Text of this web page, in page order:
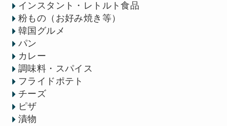
インスタント・レトルト食品
粉もの（お好み焼き等）
韓国グルメ
パン
カレー
調味料・スパイス
フライドポテト
チーズ
ピザ
漬物